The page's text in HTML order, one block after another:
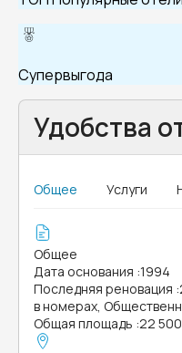
Супервыгода
Удобства
Общее Услуги
Общее
Дата основания :1994
Последняя реновация :
в номерах,
Общая площадь :22